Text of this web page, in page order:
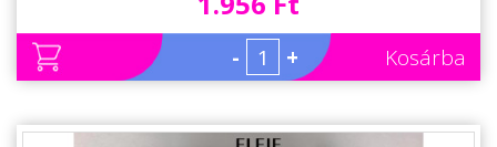
- + Kosárba